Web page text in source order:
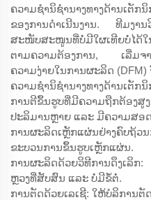
ຄວາມຊຳນິຊຳນາງທາງດ້ານເຕັກ
ຂອງການດຳເນີນງານ. ທີມງ
ສະໜັບສະໜູນທີ່ບໍ່ມີໃຜເທີຍບໍ່ໄດ້ໃ
ຕາມຄວາມຕ້ອງການ, ເລີ່ມຈາ
ຄວາມງ່າຍໃນການຜະລິດ (DFM)
ຄວາມຊຳນິຊຳນາງທາງດ້ານເຕັກ
ການຕີຂຶ້ນຮູບທີ່ມີຄວາມຖືກຕ້ອງ
ປະລິມານຫຼາຍ ແລະ ມີຄວາມສອ
ການຜະລິດເຫຼັກແຜ່ນຢ່າງຄົບຖ້ວ
ຂະບວນການຂຶ້ນຮູບເຫຼັກແຜ່ນ.
ການຜະລິດດ້ວຍວິທີການດຶງເລິກ
ຫຼວງທີ່ສັບສົນ ແລະ ບໍ່ມີຂໍ້ຕໍ່.
ການຕັດດ້ວຍເລເຊີ: ໃຫ້ບໍລິການ